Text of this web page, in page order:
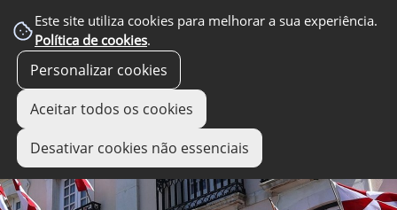
Este site utiliza cookies para melhorar a sua experiência.
Política de cookies.
Personalizar cookies
Aceitar todos os cookies
Desativar cookies não essenciais